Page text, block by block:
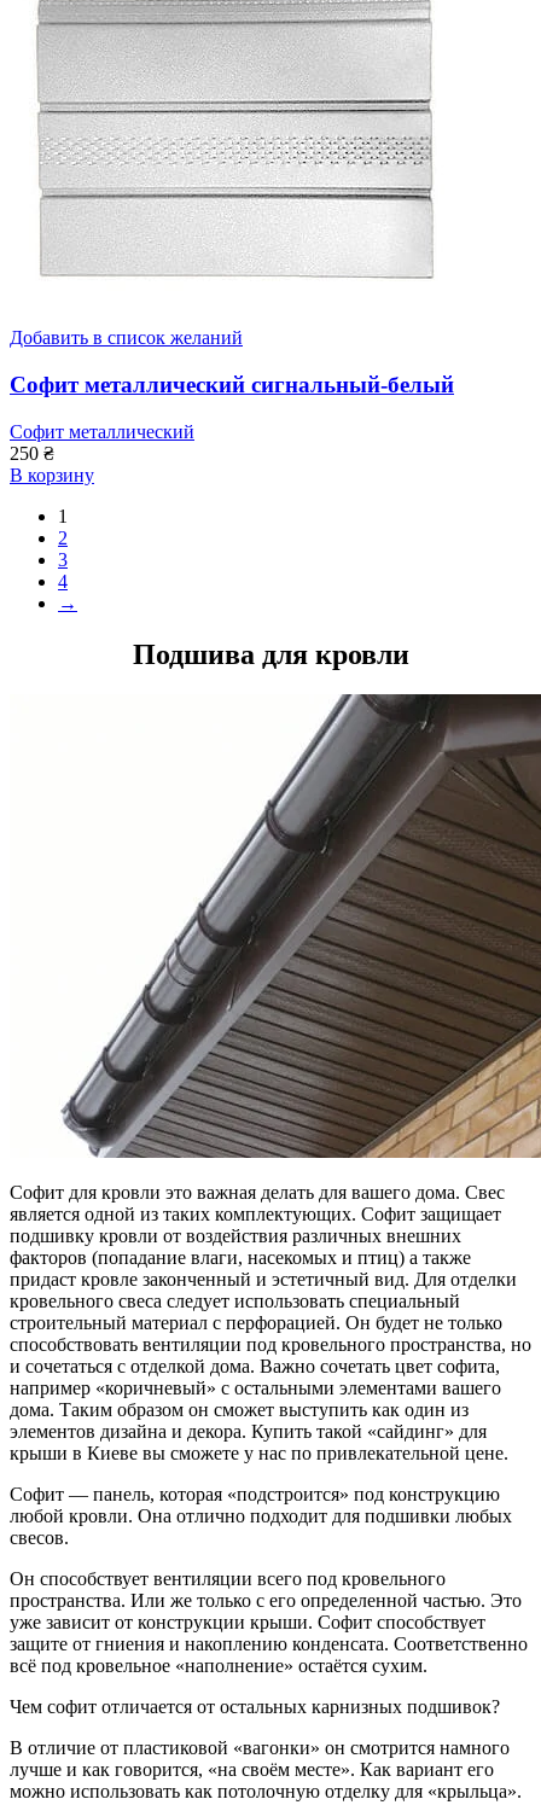
Добавить в список желаний
Софит металлический сигнальный-белый
Софит металлический
250 ₴
В корзину
1
2
3
4
→
Подшива для кровли
Софит для кровли это важная делать для вашего дома. Свес
является одной из таких комплектующих. Софит защищает
подшивку кровли от воздействия различных внешних
факторов (попадание влаги, насекомых и птиц) а также
придаст кровле законченный и эстетичный вид. Для отделки
кровельного свеса следует использовать специальный
строительный материал с перфорацией. Он будет не только
способствовать вентиляции под кровельного пространства, но
и сочетаться с отделкой дома. Важно сочетать цвет софита,
например «коричневый» с остальными элементами вашего
дома. Таким образом он сможет выступить как один из
элементов дизайна и декора. Купить такой «сайдинг» для
крыши в Киеве вы сможете у нас по привлекательной цене.
Софит — панель, которая «подстроится» под конструкцию
любой кровли. Она отлично подходит для подшивки любых
свесов.
Он способствует вентиляции всего под кровельного
пространства. Или же только с его определенной частью. Это
уже зависит от конструкции крыши. Софит способствует
защите от гниения и накоплению конденсата. Соответственно
всё под кровельное «наполнение» остаётся сухим.
Чем софит отличается от остальных карнизных подшивок?
В отличие от пластиковой «вагонки» он смотрится намного
лучше и как говорится, «на своём месте». Как вариант его
можно использовать как потолочную отделку для «крыльца».